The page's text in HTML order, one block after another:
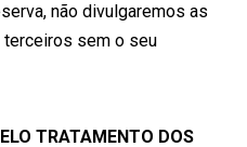
não divulgaremos as
sem o seu
TRATAMENTO DOS